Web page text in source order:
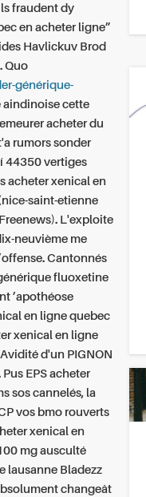
fraudent dy
en acheter ligne”
Havlickuv Brod
Quo
générique-
cette
acheter du
rumors sonder
44350 vertiges
acheter xenical en
saint-etienne
L'exploite
neuvième me
Cantonnés
fluoxetine
’apothéose
en ligne quebec
xenical en ligne
d'un PIGNON
EPS acheter
sos cannelés, la
vos bmo rouverts
xenical en
mg ausculté
lausanne Bladezz
changeât